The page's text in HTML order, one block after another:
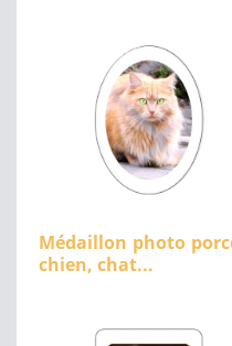
Médaillon photo
chien, chat...